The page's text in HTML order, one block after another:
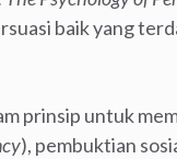
baik yang
prinsip untuk
), pembuktian